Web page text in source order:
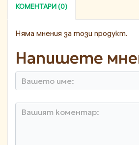
КОМЕНТАРИ (0)
Няма мнения за този продукт.
Напишете